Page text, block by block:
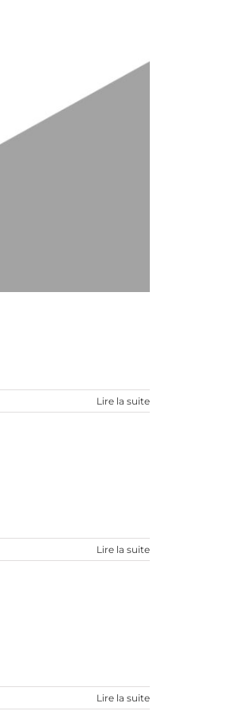
Lire la suite
Lire la suite
Lire la suite